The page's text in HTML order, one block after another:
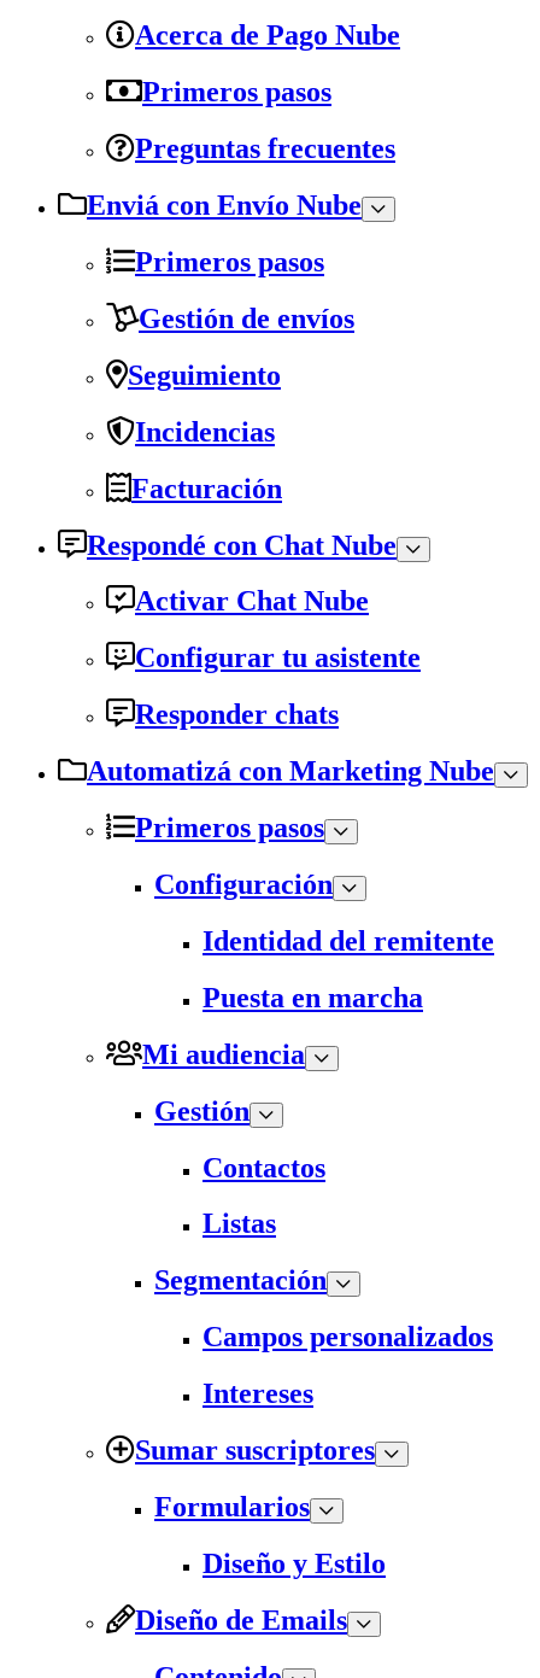
Acerca de Pago Nube
Primeros pasos
Preguntas frecuentes
Enviá con Envío Nube
Primeros pasos
Gestión de envíos
Seguimiento
Incidencias
Facturación
Respondé con Chat Nube
Activar Chat Nube
Configurar tu asistente
Responder chats
Automatizá con Marketing Nube
Primeros pasos
Configuración
Identidad del remitente
Puesta en marcha
Mi audiencia
Gestión
Contactos
Listas
Segmentación
Campos personalizados
Intereses
Sumar suscriptores
Formularios
Diseño y Estilo
Diseño de Emails